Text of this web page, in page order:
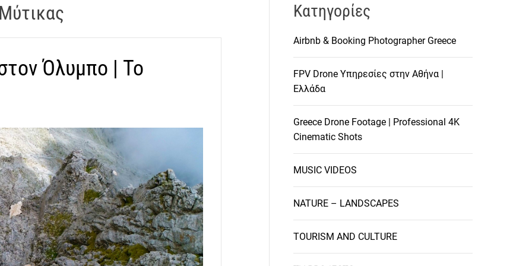
Όλυμπο | Το
Kατηγορίες
Airbnb & Booking Photographer Greece
FPV Drone Υπηρεσίες στην Αθήνα |
Ελλάδα
Greece Drone Footage | Professional 4K
Cinematic Shots
MUSIC VIDEOS
NATURE – LANDSCAPES
TOURISM AND CULTURE